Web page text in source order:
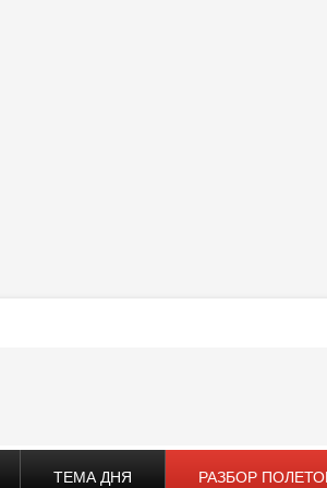
ТЕМА ДНЯ РАЗБОР